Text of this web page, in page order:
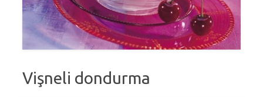
Vişneli dondurma